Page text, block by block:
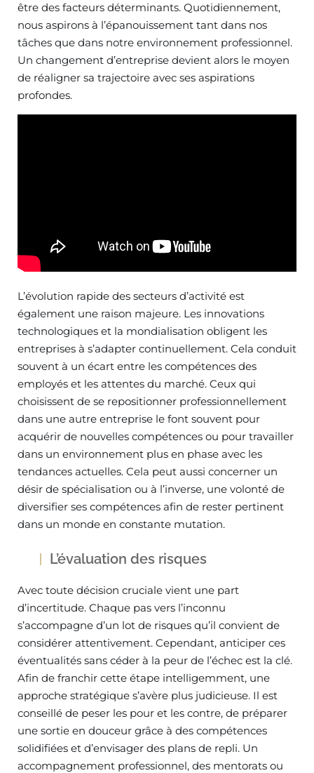
être des facteurs déterminants. Quotidiennement,
nous aspirons à l’épanouissement tant dans nos
tâches que dans notre environnement professionnel.
Un changement d’entreprise devient alors le moyen
de réaligner sa trajectoire avec ses aspirations
profondes.
L’évolution rapide des secteurs d’activité est
également une raison majeure. Les innovations
technologiques et la mondialisation obligent les
entreprises à s’adapter continuellement. Cela conduit
souvent à un écart entre les compétences des
employés et les attentes du marché. Ceux qui
choisissent de se repositionner professionnellement
dans une autre entreprise le font souvent pour
acquérir de nouvelles compétences ou pour travailler
dans un environnement plus en phase avec les
tendances actuelles. Cela peut aussi concerner un
désir de spécialisation ou à l’inverse, une volonté de
diversifier ses compétences afin de rester pertinent
dans un monde en constante mutation.
L’évaluation des risques
Avec toute décision cruciale vient une part
d’incertitude. Chaque pas vers l’inconnu
s’accompagne d’un lot de risques qu’il convient de
considérer attentivement. Cependant, anticiper ces
éventualités sans céder à la peur de l’échec est la clé.
Afin de franchir cette étape intelligemment, une
approche stratégique s’avère plus judicieuse. Il est
conseillé de peser les pour et les contre, de préparer
une sortie en douceur grâce à des compétences
solidifiées et d’envisager des plans de repli. Un
accompagnement professionnel, des mentorats ou